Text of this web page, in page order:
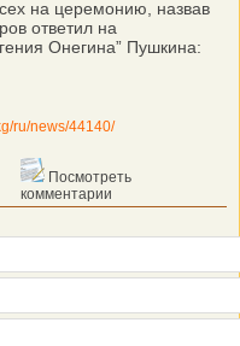
на церемонию, назвав
ответил на
Онегина” Пушкина:
ru/news/44140/
Посмотреть
комментарии